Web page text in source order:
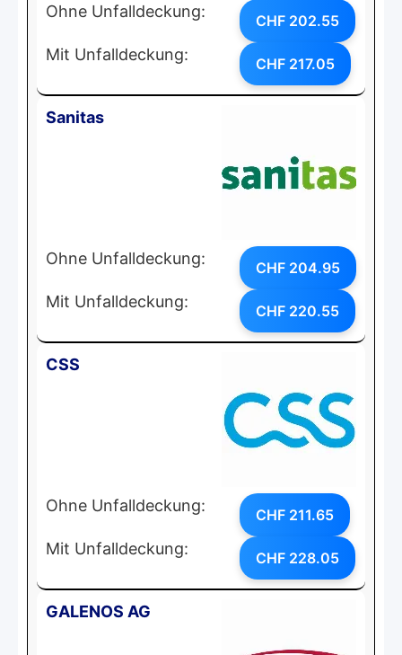
Ohne Unfalldeckung: CHF 202.55
Mit Unfalldeckung: CHF 217.05
Sanitas
Ohne Unfalldeckung: CHF 204.95
Mit Unfalldeckung: CHF 220.55
CSS
Ohne Unfalldeckung: CHF 211.65
Mit Unfalldeckung: CHF 228.05
GALENOS AG